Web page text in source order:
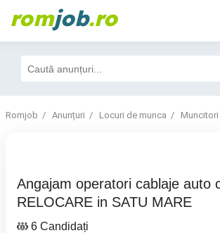
romjob.ro
Romjob Anunțuri Locuri de munca
Angajam operatori cablaje auto cu
RELOCARE in SATU MARE
6 Candidați